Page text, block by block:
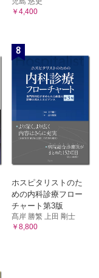
￥4,400
8
ホスピタリストのた
めの内科診療フロー
チャート第3版
髙岸 勝繁 上田 剛士
￥8,800